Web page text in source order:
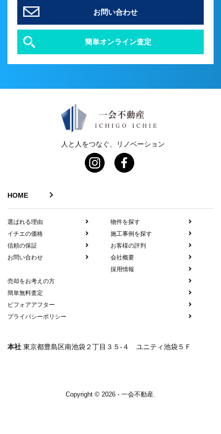
お問い合わせ
簡単オンライン査定
人と人をつなぐ、リノベーション
HOME
選ばれる理由
イチエの価格
信頼の保証
お問い合わせ
物件を探す
施工事例を探す
お客様の評判
会社概要
採用情報
売却をお考えの方
簡単無料査定
ビフォアアフター
プライバシーポリシー
本社 東京都豊島区南池袋２丁目３５-４ ユニティ池袋５Ｆ
Copyright © 2026 - 一会不動産.